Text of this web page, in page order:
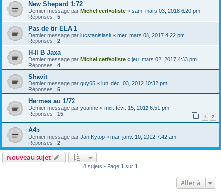
New Shepard 1:72
Dernier message par Michel cerfvoliste « sam. mars 03, 2018 6:20 pm
Réponses : 5
Pas de tir ELA 1
Dernier message par lucstanislash « mer. mars 08, 2017 4:22 pm
Réponses : 2
H-II B Jaxa
Dernier message par Michel cerfvoliste « jeu. mars 02, 2017 4:33 pm
Réponses : 4
Shavit
Dernier message par guy65 « lun. déc. 03, 2012 10:32 pm
Réponses : 5
Hermes au 1/72
Dernier message par yoannc « mer. févr. 15, 2012 6:51 pm
Réponses : 15 1 2
A4b
Dernier message par Jan Kytop « mar. janv. 10, 2012 7:42 am
Réponses : 2
Nouveau sujet
8 sujets • Page 1 sur 1
Aller à